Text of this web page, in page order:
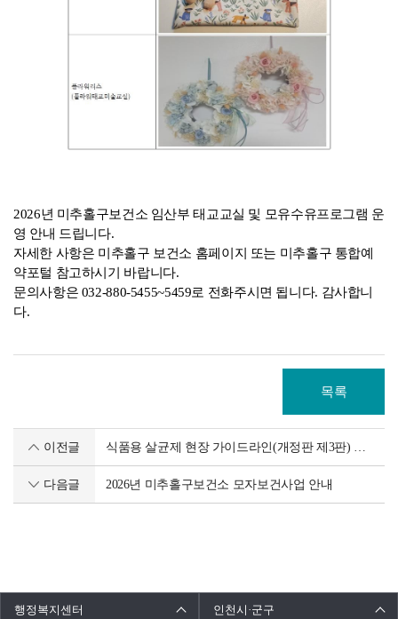
2026년 미추홀구보건소 임산부 태교교실 및 모유수유프로그램 운
영 안내 드립니다.
자세한 사항은 미추홀구 보건소 홈페이지 또는 미추홀구 통합예
약포털 참고하시기 바랍니다.
문의사항은 032-880-5455~5459로 전화주시면 됩니다. 감사합니
다.
목록
이전글
다음글 2026년 미추홀구보건소 모자보건사업 안내
행정복지센터 인천시·군구